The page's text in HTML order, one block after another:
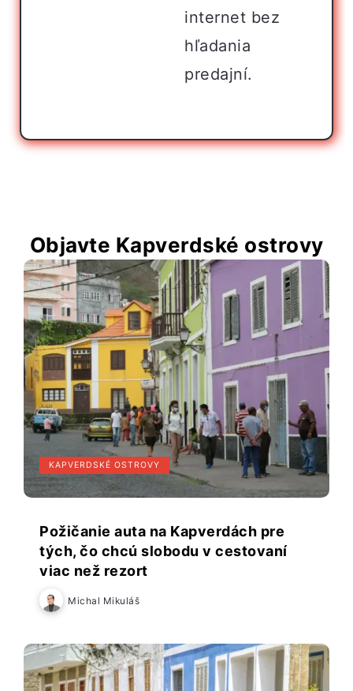
internet bez
hľadania
predajní.
Objavte Kapverdské ostrovy
KAPVERDSKÉ OSTROVY
Požičanie auta na Kapverdách pre
tých, čo chcú slobodu v cestovaní
viac než rezort
Michal Mikuláš